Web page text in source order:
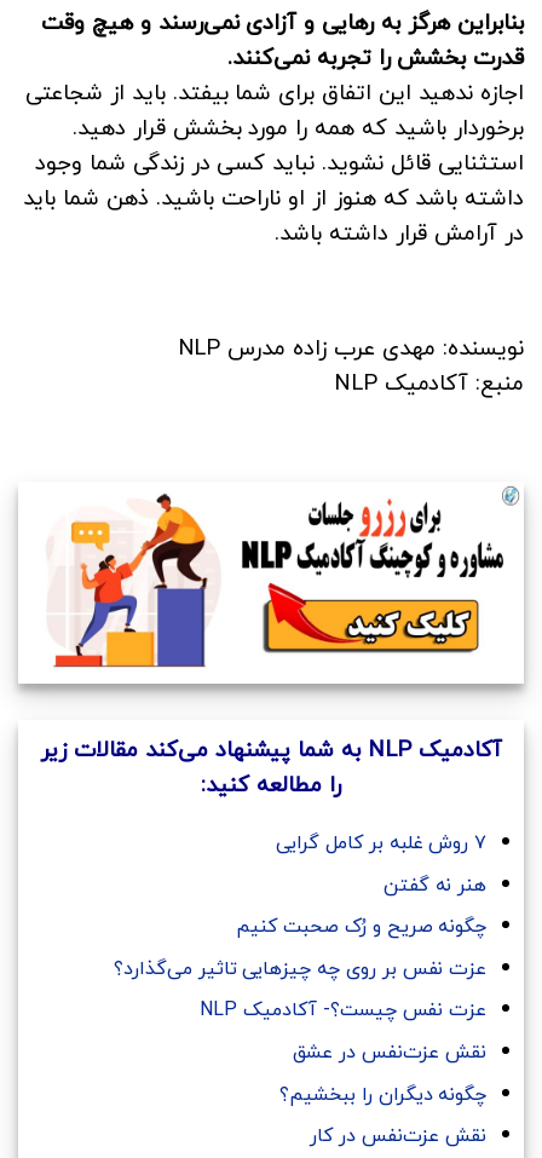
بنابراین هرگز به رهایی و آزادی نمی‌رسند و هیچ وقت
قدرت بخشش را تجربه نمی‌کنند.
اجازه ندهید این اتفاق برای شما بیفتد. باید از شجاعتی
برخوردار باشید که همه را مورد بخشش قرار دهید.
استثنایی قائل نشوید. نباید کسی در زندگی شما وجود
داشته باشد که هنوز از او ناراحت باشید. ذهن شما باید
در آرامش قرار داشته باشد.
نویسنده: مهدی عرب‌ زاده مدرس NLP
منبع: آکادمیک NLP
آکادمیک NLP به شما پیشنهاد می‌کند مقالات زیر
را مطالعه کنید:
۷ روش غلبه بر کامل گرایی
هنر نه گفتن
چگونه صریح و رُک صحبت کنیم
عزت نفس بر روی چه چیزهایی تاثیر می‌گذارد؟
عزت نفس چیست؟- آکادمیک NLP
نقش عزت‌نفس در عشق
چگونه دیگران را ببخشیم؟
نقش عزت‌نفس در کار